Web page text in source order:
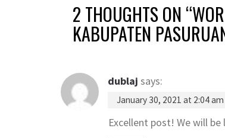
2 THOUGHTS ON “
KABUPATEN
dublaj says:
January 30, 2021 at 2:04 am
Excellent post! We will